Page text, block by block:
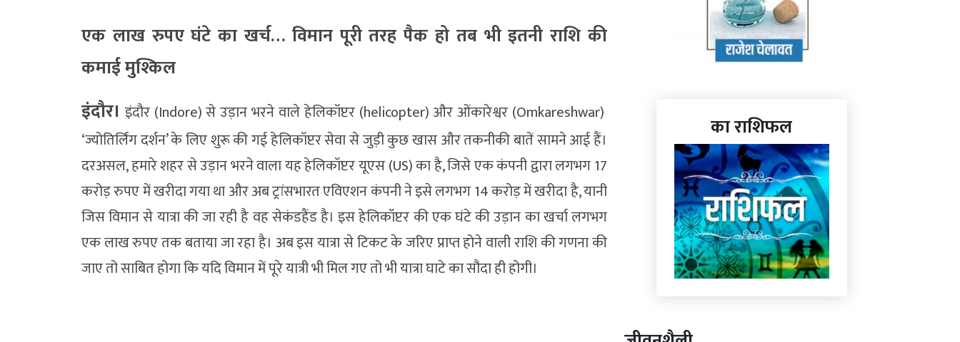
एक लाख रुपए घंटे का खर्च… विमान पूरी तरह पैक हो तब भी इतनी राशि की
कमाई मुश्किल
इंदौर। इंदौर (Indore) से उड़ान भरने वाले हेलिकॉप्टर (helicopter) और ओंकारेश्वर (Omkareshwar)
‘ज्योतिर्लिंग दर्शन’ के लिए शुरू की गई हेलिकॉप्टर सेवा से जुड़ी कुछ खास और तकनीकी बातें सामने आई हैं।
दरअसल, हमारे शहर से उड़ान भरने वाला यह हेलिकॉप्टर यूएस (US) का है, जिसे एक कंपनी द्वारा लगभग 17
करोड़ रुपए में खरीदा गया था और अब ट्रांसभारत एविएशन कंपनी ने इसे लगभग 14 करोड़ में खरीदा है, यानी
जिस विमान से यात्रा की जा रही है वह सेकंडहैंड है। इस हेलिकॉप्टर की एक घंटे की उड़ान का खर्चा लगभग
एक लाख रुपए तक बताया जा रहा है। अब इस यात्रा से टिकट के जरिए प्राप्त होने वाली राशि की गणना की
जाए तो साबित होगा कि यदि विमान में पूरे यात्री भी मिल गए तो भी यात्रा घाटे का सौदा ही होगी।
का राशिफल